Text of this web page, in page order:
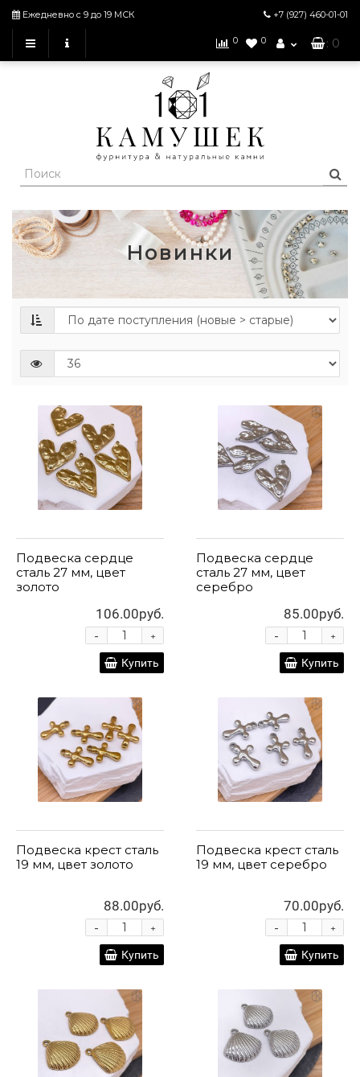
Ежедневно с 9 до 19 МСК +7 (927) 460-01-01
0 0 : 0
Новинки
Подвеска сердце
сталь 27 мм, цвет
золото
106.00руб.
+
-
Купить
Подвеска сердце
сталь 27 мм, цвет
серебро
85.00руб.
+
-
Купить
Подвеска крест сталь
19 мм, цвет золото
88.00руб.
+
-
Купить
Подвеска крест сталь
19 мм, цвет серебро
70.00руб.
+
-
Купить